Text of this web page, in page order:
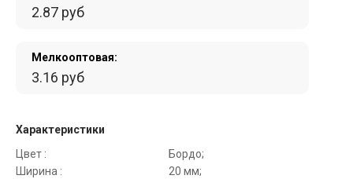
2.87 руб
Мелкооптовая:
3.16 руб
Характеристики
Цвет :
Бордо;
Ширина :
20 мм;